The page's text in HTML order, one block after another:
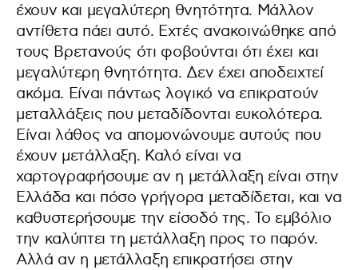
έχουν και μεγαλύτερη θνητότητα. Μάλλον
αντίθετα πάει αυτό. Εχτές ανακοινώθηκε από
τους Βρετανούς ότι φοβούνται ότι έχει και
μεγαλύτερη θνητότητα. Δεν έχει αποδειχτεί
ακόμα. Είναι πάντως λογικό να επικρατούν
μεταλλάξεις που μεταδίδονται ευκολότερα.
Είναι λάθος να απομονώνουμε αυτούς που
έχουν μετάλλαξη. Καλό είναι να
χαρτογραφήσουμε αν η μετάλλαξη είναι στην
Ελλάδα και πόσο γρήγορα μεταδίδεται, και να
καθυστερήσουμε την είσοδό της. Το εμβόλιο
την καλύπτει τη μετάλλαξη προς το παρόν.
Αλλά αν η μετάλλαξη επικρατήσει στην